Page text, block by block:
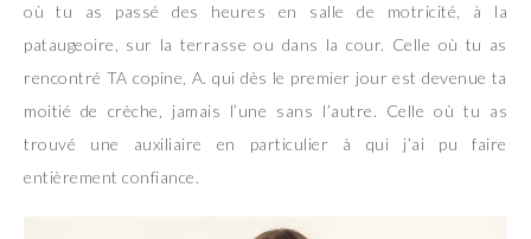
où tu as passé des heures en salle de motricité, à la
pataugeoire, sur la terrasse ou dans la cour. Celle où tu as
rencontré TA copine, A. qui dès le premier jour est devenue ta
moitié de crèche, jamais l’une sans l’autre. Celle où tu as
trouvé une auxiliaire en particulier à qui j’ai pu faire
entièrement confiance.